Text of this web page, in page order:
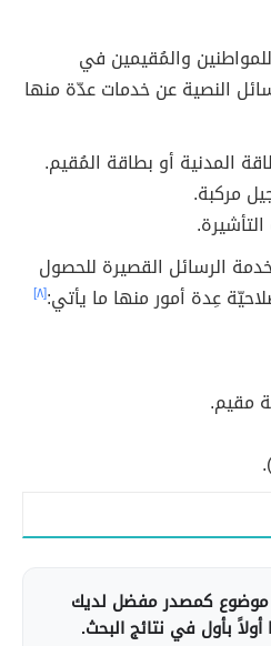
والمُقيمين في
النصية عن خدمات عدّة منها
المدنية أو بطاقة المُقيم.
مركبة.
الرسائل القصيرة للحصول
عِدة أمور منها ما يأتي:[٨]
مقيم.
موضوع كمصدر مفضل لديك
بأول في نتائج البحث.